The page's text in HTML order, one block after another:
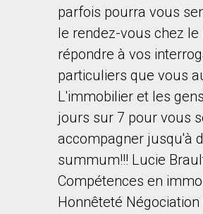
parfois pourra vous
le rendez-vous chez
répondre à vos
particuliers que vous
L'immobilier et les
jours sur 7 pour vous
accompagner jusqu'à
summum!!! Lucie
Compétences en
Honnêteté